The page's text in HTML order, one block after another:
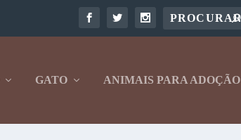
GATO ANIMAIS PARA ADOÇÃO